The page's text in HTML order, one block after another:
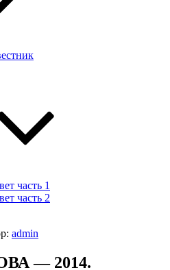
часть 1
часть 2
admin
— 2014.